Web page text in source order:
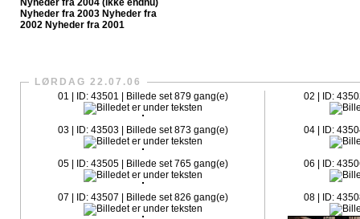
Nyheder fra 2004 (ikke endnu)
Nyheder fra 2003 Nyheder fra
2002 Nyheder fra 2001
LØRDAG 22.07.06
01 | ID: 43501 | Billede set 879 gang(e)
02 | ID:
03 | ID: 43503 | Billede set 873 gang(e) 04 | ID:
05 | ID: 43505 | Billede set 765 gang(e) 06 | ID:
07 | ID: 43507 | Billede set 826 gang(e) 08 | ID: